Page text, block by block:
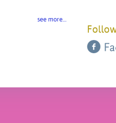
see more…